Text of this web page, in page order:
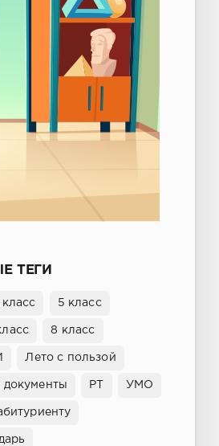
ТЕГИ
класс 5 класс
8 класс
Лето с пользой
документы РТ УМО